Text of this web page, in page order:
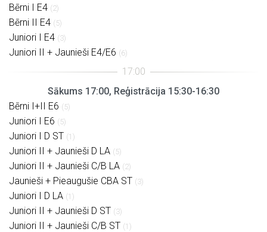
Bērni I E4 (2)
Bērni II E4 (5)
Juniori I E4 (3)
Juniori II + Jaunieši E4/E6 (6)
Sākums 17:00, Reģistrācija 15:30-16:30
Bērni I+II E6 (5)
Juniori I E6 (5)
Juniori I D ST (1)
Juniori II + Jaunieši D LA (5)
Juniori II + Jaunieši C/B LA (2)
Jaunieši + Pieaugušie CBA ST (3)
Juniori I D LA (1)
Juniori II + Jaunieši D ST (3)
Juniori II + Jaunieši C/B ST (1)